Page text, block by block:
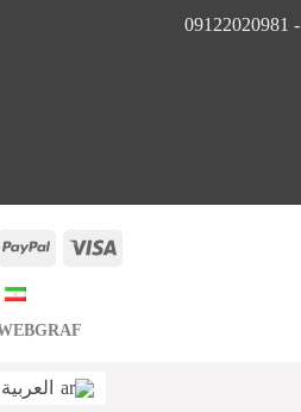
العربية